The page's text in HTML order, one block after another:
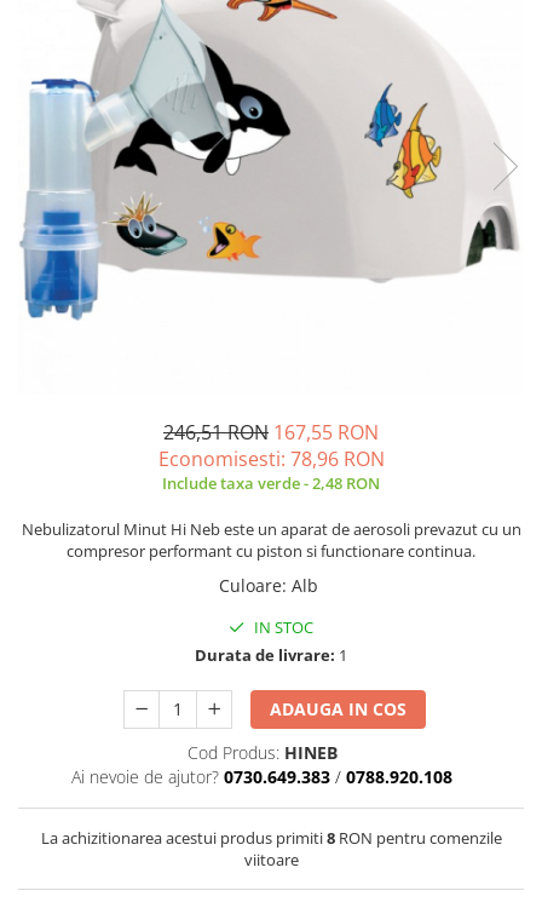
Masti pentru ten si gomaje
Tratamente si seruri pentru ten
Cadite bebe si accesorii baie
Articole igiena dentara copii
Ser fiziologic si comprese sterile
Masti chirurgicale medicale
246,51 RON 167,55 RON
Economisesti: 78,96 RON
Include taxa verde - 2,48 RON
Nebulizatorul Minut Hi Neb este un aparat de aerosoli prevazut cu un
compresor performant cu piston si functionare continua.
Culoare: Alb
IN STOC
Durata de livrare: 1
ADAUGA IN COS
Cod Produs: HINEB
Ai nevoie de ajutor? 0730.649.383 / 0788.920.108
La achizitionarea acestui produs primiti8RON pentru comenzile
viitoare